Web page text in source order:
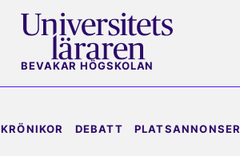
BEVAKAR HÖGSKOLAN
KRÖNIKOR DEBATT PLATSANNONSER